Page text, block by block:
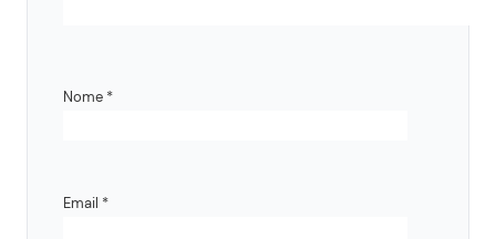
Nome *
Email *